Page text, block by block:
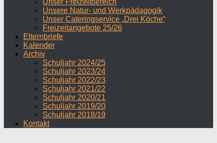
Unser Freizeitbereich
Unsere Natur- und Werkpädagogik
Unser Cateringservice „Drei Köche“
Freizeitangebote 25/26
Elternbriefe
Kalender
Archiv
Schuljahr 2024/25
Schuljahr 2023/24
Schuljahr 2022/23
Schuljahr 2021/22
Schuljahr 2020/21
Schuljahr 2019/20
Schuljahr 2018/19
Kontakt